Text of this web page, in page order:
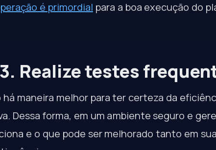
é primordial para a boa execução do
Realize testes
há maneira melhor para ter certeza da
Dessa forma, em um ambiente seguro e
e o que pode ser melhorado tanto em